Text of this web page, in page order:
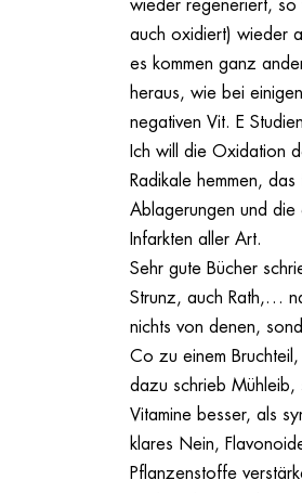
wieder regeneriert, so
auch oxidiert) wieder
es kommen ganz
heraus, wie bei
negativen Vit. E Studien
Ich will die Oxidation
Radikale hemmen,
Ablagerungen und die
Infarkten aller Art.
Sehr gute Bücher
Strunz, auch Rath,…
nichts von denen,
Co zu einem
dazu schrieb Mühleib,
Vitamine besser, als
klares Nein,
Pflanzenstoffe